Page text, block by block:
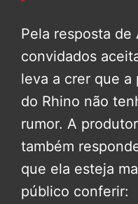
Pela resposta
convidados
leva a crer que a
do Rhino não
rumor. A
também
que ela esteja
público conferir: